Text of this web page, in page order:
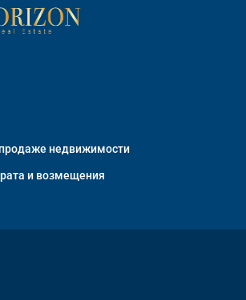
недвижимости
и возмещения